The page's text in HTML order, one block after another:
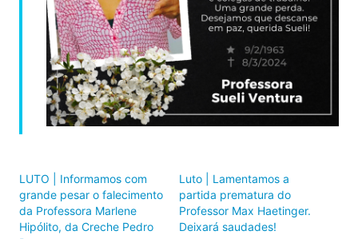
LUTO | Informamos com
grande pesar o falecimento
da Professora Marlene
Hipólito, da Creche Pedro
Luto | Lamentamos a
partida prematura do
Professor Max Haetinger.
Deixará saudades!